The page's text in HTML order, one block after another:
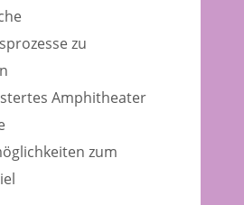
zu
Amphitheater
zum